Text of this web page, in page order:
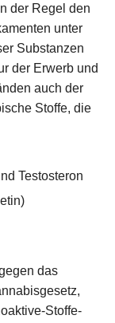
der Regel den
unter
Substanzen
der Erwerb und
auch der
Stoffe, die
Testosteron
das
Stoffe-